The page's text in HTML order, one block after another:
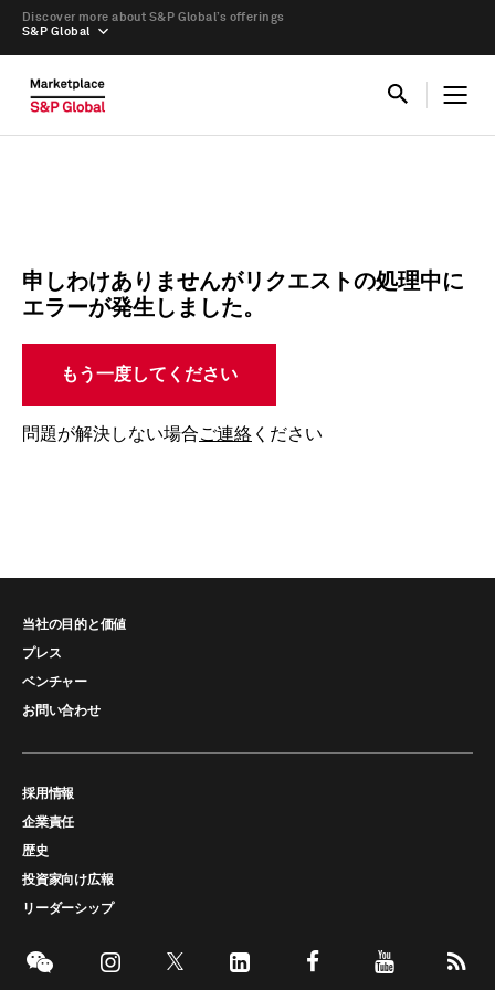
S&P Global
Discover more about S&P Global’s offerings
申しわけありませんがリクエストの処理中に
エラーが発生しました。
もう一度してください
問題が解決しない場合ご連絡 ください
当社の目的と価値
プレス
ベンチャー
お問い合わせ
採用情報
企業責任
歴史
投資家向け広報
リーダーシップ